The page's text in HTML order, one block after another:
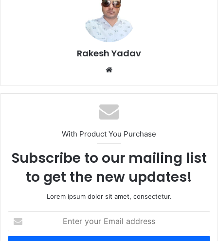
Rakesh Yadav
b
s
i
e
With Product You Purchase
Subscribe to our mailing list
to get the new updates!
Lorem ipsum dolor sit amet, consectetur.
t